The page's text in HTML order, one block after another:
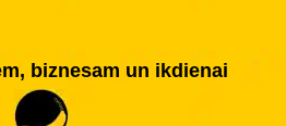
biznesam un ikdienai